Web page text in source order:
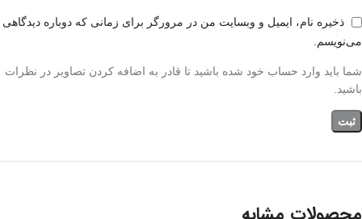
ذخیره نام، ایمیل و وبسایت من در مرورگر برای زمانی که دوباره دیدگاهی
می‌نویسم.
شما باید وارد حساب خود شده باشید تا قادر به اضافه کردن تصاویر در نظرات
باشید.